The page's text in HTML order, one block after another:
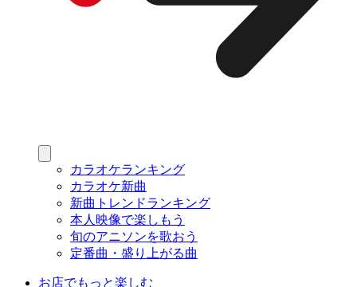
カラオケランキング
カラオケ新曲
新曲トレンドランキング
本人映像で楽しもう
旬のアニソンを歌おう
定番曲・盛り上がる曲
お店でもっと楽しむ